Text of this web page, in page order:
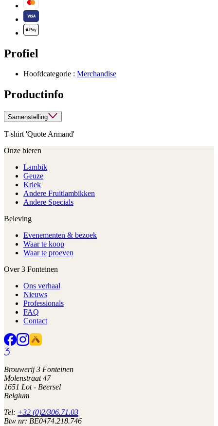
Profiel
Hoofdcategorie : Merchandise
Productinfo
Samenstelling
T-shirt 'Quote Armand'
Onze bieren
Lambik
Geuze
Kriek
Andere Fruitlambikken
Andere Specials
Beleving
Evenementen & bezoek
Waar te koop
Waar te proeven
Over 3 Fonteinen
Ons verhaal
Nieuws
Professionals
FAQ
Contact
Brouwerij 3 Fonteinen
Molenstraat 47
1651 Lot - Beersel
Belgium
Tel: +32 (0)2/306.71.03
Btw nr: BE0474.218.746